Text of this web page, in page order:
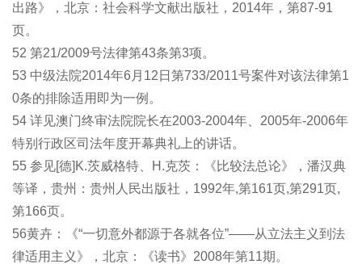
出路》，北京：社会科学文献出版社，2014年，第87-91
页。
52 第21/2009号法律第43条第3项。
53 中级法院2014年6月12日第733/2011号案件对该法律第1
0条的排除适用即为一例。
54 详见澳门终审法院院长在2003-2004年、2005年-2006年
特别行政区司法年度开幕典礼上的讲话。
55 参见[德]K.茨威格特、H.克茨：《比较法总论》，潘汉典
等译，贵州：贵州人民出版社，1992年,第161页,第291页,
第166页。
56黄卉：《“一切意外都源于各就各位”――从立法主义到法
律适用主义》，北京：《读书》2008年第11期。